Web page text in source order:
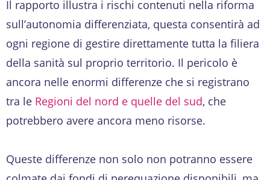
Il rapporto illustra i rischi contenuti nella riforma
sull’autonomia differenziata, questa consentirà ad
ogni regione di gestire direttamente tutta la filiera
della sanità sul proprio territorio. Il pericolo è
ancora nelle enormi differenze che si registrano
tra le Regioni del nord e quelle del sud, che
potrebbero avere ancora meno risorse.
Queste differenze non solo non potranno essere